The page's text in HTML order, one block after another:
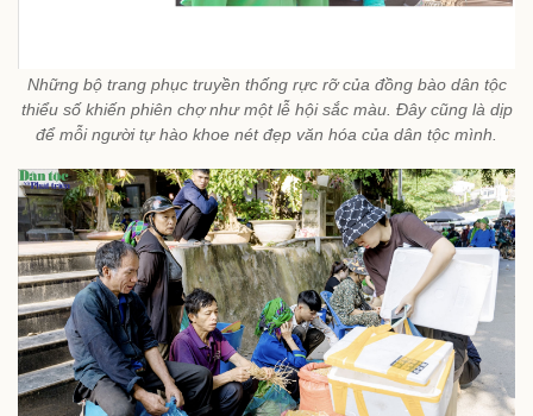
Những bộ trang phục truyền thống rực rỡ của đồng bào dân tộc
thiểu số khiến phiên chợ như một lễ hội sắc màu. Đây cũng là dịp
để mỗi người tự hào khoe nét đẹp văn hóa của dân tộc mình.